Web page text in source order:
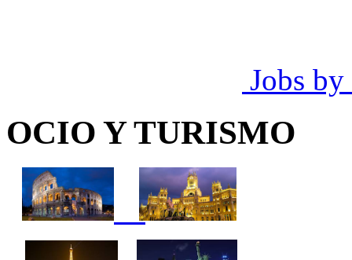
Jobs by
OCIO Y TURISMO